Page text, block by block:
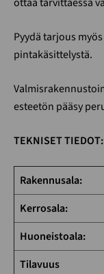
Pyydä tarjous
pintakäsittelystä.
esteetön pääsy
TEKNISET TIEDOT:
Rakennusala:
Kerrosala:
Huoneistoala:
Tilavuus